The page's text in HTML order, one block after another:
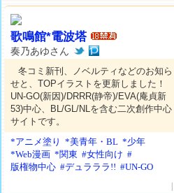
歌鳴館*電波塔
奏乃あゆさん
冬コミ新刊、ノベルティなどのお知ら
せと、TOPイラストを更新しました！
UN-GO(新因)/DRRR(静帝)/EVA(庵貞新
53)中心、BL/GL/NLを含む二次創作中心
サイトです。
*アニメ塗り
*美青年・BL *少年
*Web漫画 *関東 #女性向け #
版権物中心 #デュラララ!! #UN-GO